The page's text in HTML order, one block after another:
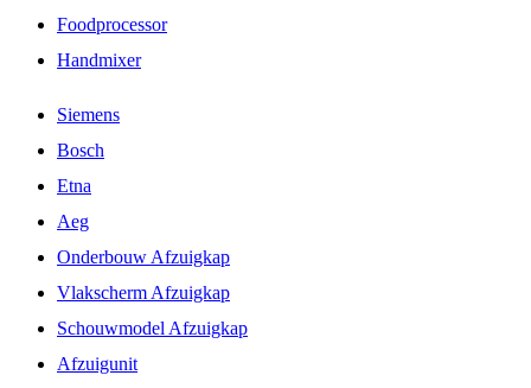
Foodprocessor
Handmixer
Siemens
Bosch
Etna
Aeg
Onderbouw Afzuigkap
Vlakscherm Afzuigkap
Schouwmodel Afzuigkap
Afzuigunit